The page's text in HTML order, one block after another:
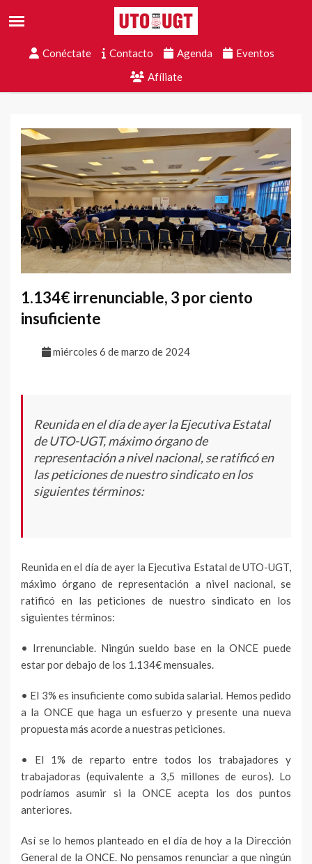
Conéctate Contacto Agenda
Eventos
Afíliate
1.134€ irrenunciable, 3 por ciento
insuficiente
miércoles 6 de marzo de 2024
Reunida en el día de ayer la Ejecutiva Estatal
de UTO-UGT, máximo órgano de
representación a nivel nacional, se ratificó en
las peticiones de nuestro sindicato en los
siguientes términos:
Reunida en el día de ayer la Ejecutiva Estatal de UTO-UGT,
máximo órgano de representación a nivel nacional, se
ratificó en las peticiones de nuestro sindicato en los
siguientes términos:
• Irrenunciable. Ningún sueldo base en la ONCE puede
estar por debajo de los 1.134€ mensuales.
• El 3% es insuficiente como subida salarial. Hemos pedido
a la ONCE que haga un esfuerzo y presente una nueva
propuesta más acorde a nuestras peticiones.
• El 1% de reparto entre todos los trabajadores y
trabajadoras (equivalente a 3,5 millones de euros). Lo
podríamos asumir si la ONCE acepta los dos puntos
anteriores.
Así se lo hemos planteado en el día de hoy a la Dirección
General de la ONCE. No pensamos renunciar a que ningún